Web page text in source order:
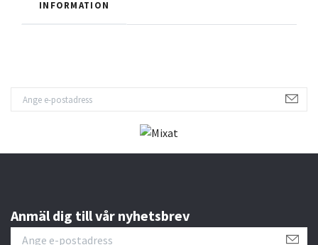
INFORMATION
Anmäl dig till vår nyhetsbrev